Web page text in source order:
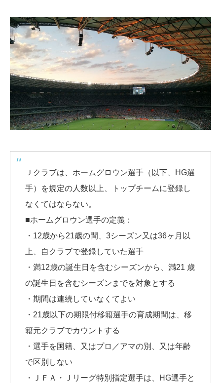
Ｊクラブは、ホームグロウン選手（以下、HG選
手）を規定の人数以上、トップチームに登録し
なくてはならない。
■ホームグロウン選手の定義：
・12歳から21歳の間、3シーズン又は36ヶ月以
上、自クラブで登録していた選手
・満12歳の誕生日を含むシーズンから、満21 歳
の誕生日を含むシーズンまでを対象とする
・期間は連続していなくてよい
・21歳以下の期限付移籍選手の育成期間は、移
籍元クラブでカウントする
・選手を国籍、又はプロ／アマの別、又は年齢
で区別しない
・ＪＦＡ・Ｊリーグ特別指定選手は、HG選手と